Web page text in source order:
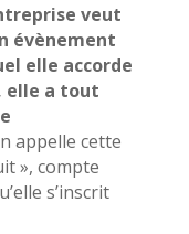
veut
évènement
elle accorde
elle a tout
appelle cette
», compte
s’inscrit